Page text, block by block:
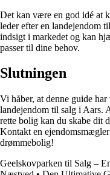
Det kan være en god idé at
leder efter en landejendom
indsigt i markedet og kan
passer til dine behov.
Slutningen
Vi håber, at denne guide
landejendom til salg i Aars.
rette bolig kan du skabe dit
Kontakt en
drømmebolig!
Geelskovparken til Salg –